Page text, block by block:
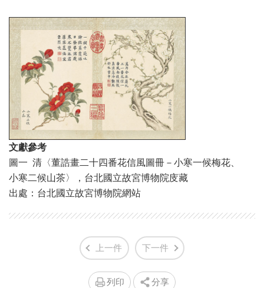
文獻參考
圖一 清〈董誥畫二十四番花信風圖冊－小寒一候梅花、
小寒二候山茶〉，台北國立故宮博物院庋藏
出處：台北國立故宮博物院網站
上一件 下一件
列印 分享